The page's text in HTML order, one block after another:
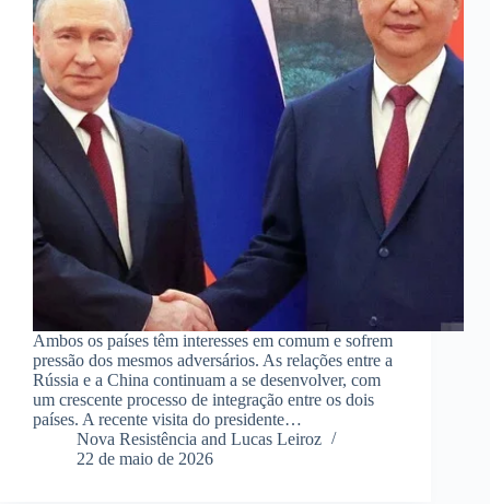
Ambos os países têm interesses em comum e sofrem
pressão dos mesmos adversários. As relações entre a
Rússia e a China continuam a se desenvolver, com
um crescente processo de integração entre os dois
países. A recente visita do presidente…
Nova Resistência and Lucas Leiroz
22 de maio de 2026